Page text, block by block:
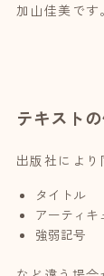
加山佳美です。
テキスト
出版社により
タイトル
アーティキ
強弱記号